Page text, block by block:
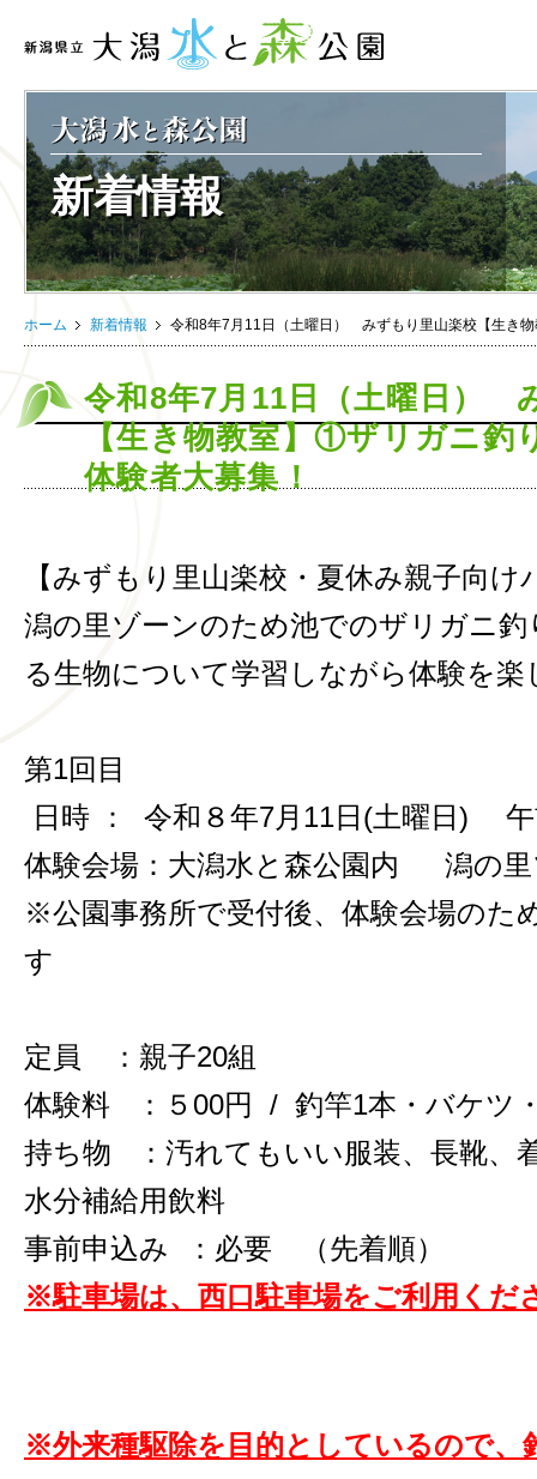
新着情報
ホーム 新着情報 令和8年7月11日（土曜日） みずもり里山楽校【生き
令和8年7月11日（土曜日）
【生き物教室】①ザリガニ
体験者大募集！
【みずもり里山楽校・夏休み親子向け
潟の里ゾーンのため池でのザリガニ
る生物について学習しながら体験を楽
第1回目
日時 ： 令和８年7月11日(土曜日) 午
体験会場： 大潟水と森公園内 潟の
※公園事務所で受付後、体験会場のた
す
定員 ：親子20組
体験料 ：５00円 / 釣竿1本・バケツ
持ち物 ：汚れてもいい服装、長靴、
水分補給用飲料
事前申込み ：必要 （先着順）
※駐車場は、西口駐車場をご利用くだ
※外来種駆除を目的としているので、